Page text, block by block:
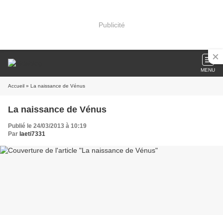
Publicité
MENU
Accueil » La naissance de Vénus
La naissance de Vénus
Publié le 24/03/2013 à 10:19
Par laeti7331